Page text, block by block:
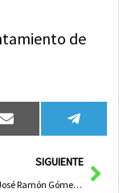
de
Compartir
en
Email
en
SIGUIENTE
El herenciano José Ramón Gómez-Calcerrada consigue el oro en el Campeonato de España